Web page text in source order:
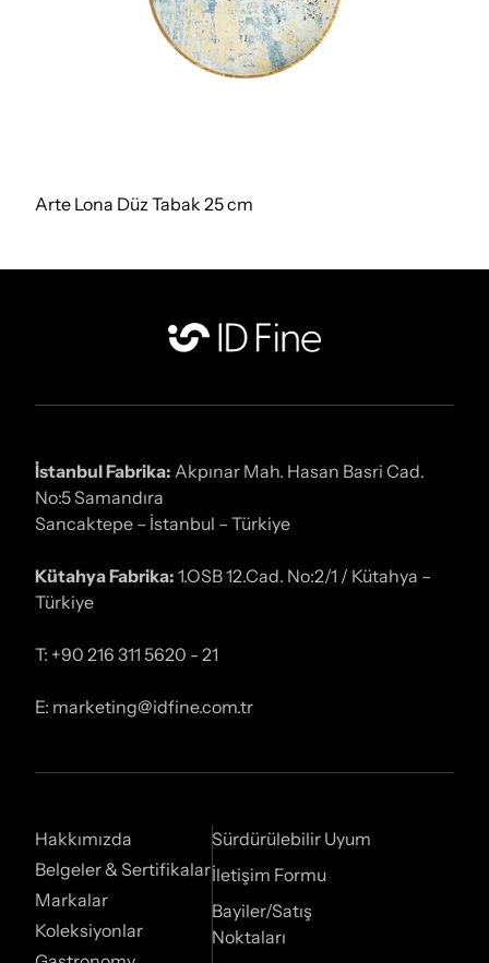
Arte Lona Düz Tabak 25 cm
İstanbul Fabrika: Akpınar Mah. Hasan Basri Cad.
No:5 Samandıra
Sancaktepe – İstanbul – Türkiye
Kütahya Fabrika: 1.OSB 12.Cad. No:2/1 / Kütahya –
Türkiye
T: +90 216 311 5620 - 21
E: marketing@idfine.com.tr
Hakkımızda
Belgeler & Sertifikalar
Markalar
Koleksiyonlar
Sürdürülebilir Uyum
İletişim Formu
Bayiler/Satış
Noktaları